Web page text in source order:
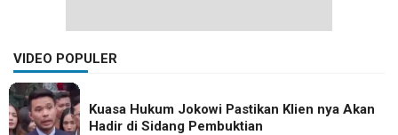
VIDEO POPULER
Kuasa Hukum Jokowi Pastikan Klien nya Akan
Hadir di Sidang Pembuktian